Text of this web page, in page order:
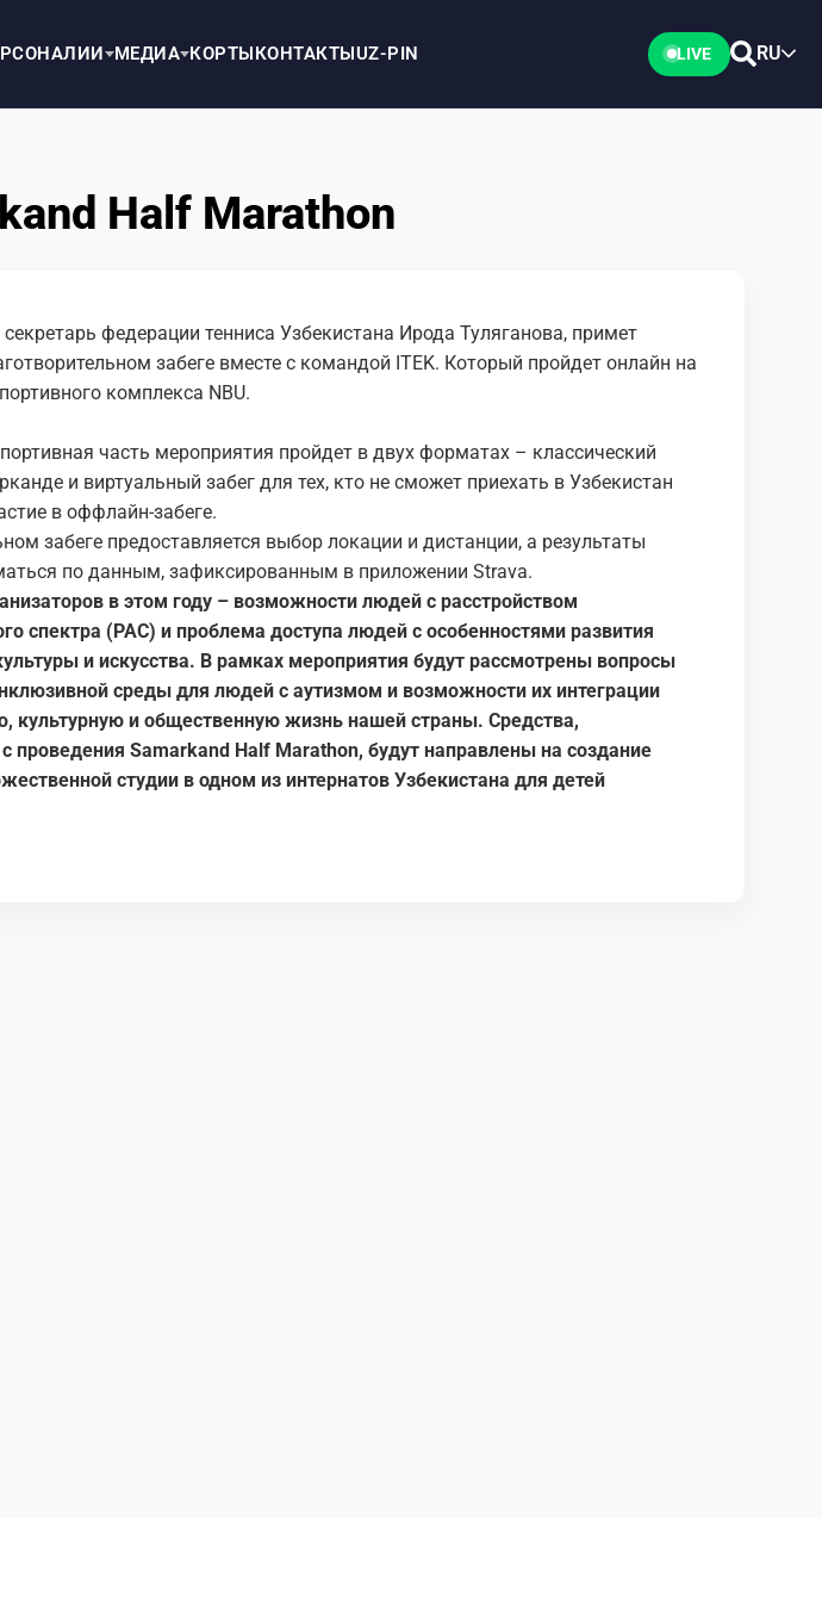
МЕДИА КОРТЫКОНТАКТЫUZ-PIN LIVE RU
Half Marathon
федерации тенниса Узбекистана Ирода Туляганова, примет
забеге вместе с командой ITEK. Который пройдет онлайн на
комплекса NBU.
часть мероприятия пройдет в двух форматах – классический
и виртуальный забег для тех, кто не сможет приехать в Узбекистан
в оффлайн-забеге.
забеге предоставляется выбор локации и дистанции, а результаты
по данным, зафиксированным в приложении Strava.
в этом году – возможности людей с расстройством
спектра (РАС) и проблема доступа людей с особенностями развития
и искусства. В рамках мероприятия будут рассмотрены вопросы
среды для людей с аутизмом и возможности их интеграции
культурную и общественную жизнь нашей страны. Средства,
проведения Samarkand Half Marathon, будут направлены на создание
студии в одном из интернатов Узбекистана для детей